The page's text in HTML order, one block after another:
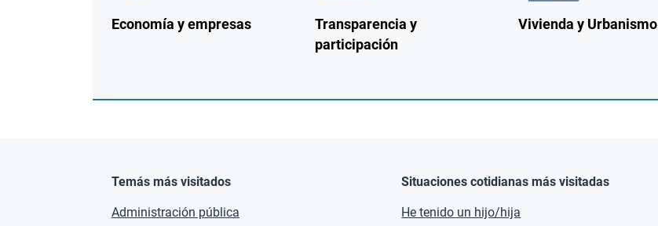
Economía y empresas
Transparencia y
participación
Vivienda y Urbanismo
Temás más visitados
Administración pública
Situaciones cotidianas más visitadas
He tenido un hijo/hija